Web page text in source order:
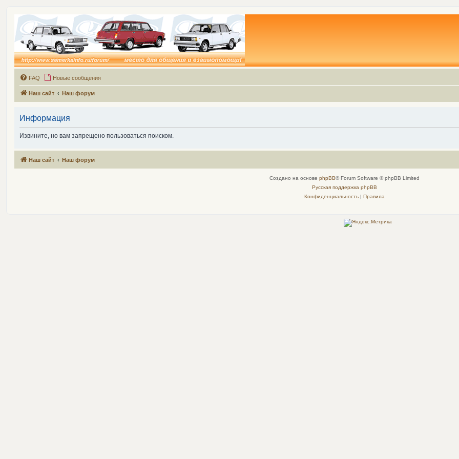
FAQ Новые сообщения
Наш сайт Наш форум
Информация
Извините, но вам запрещено пользоваться поиском.
Наш сайт Наш форум
Создано на основе phpBB® Forum Software © phpBB Limited
Русская поддержка phpBB
Конфиденциальность| Правила